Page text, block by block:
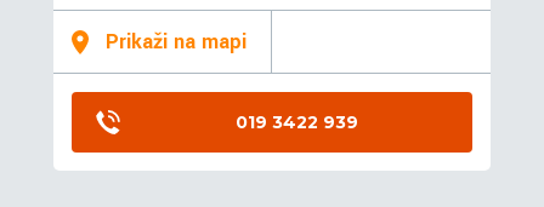
Prikaži na mapi
019 3422 939